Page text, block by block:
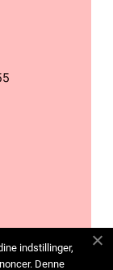
indstillinger,
Denne